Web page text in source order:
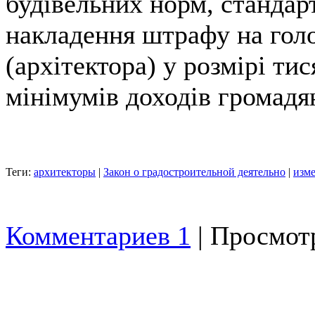
накладення штрафу на
(архітектора) у розмірі
мінімумів доходів
Теги: архитекторы | Закон о градостроительной деятельно |
Комментариев 1 |